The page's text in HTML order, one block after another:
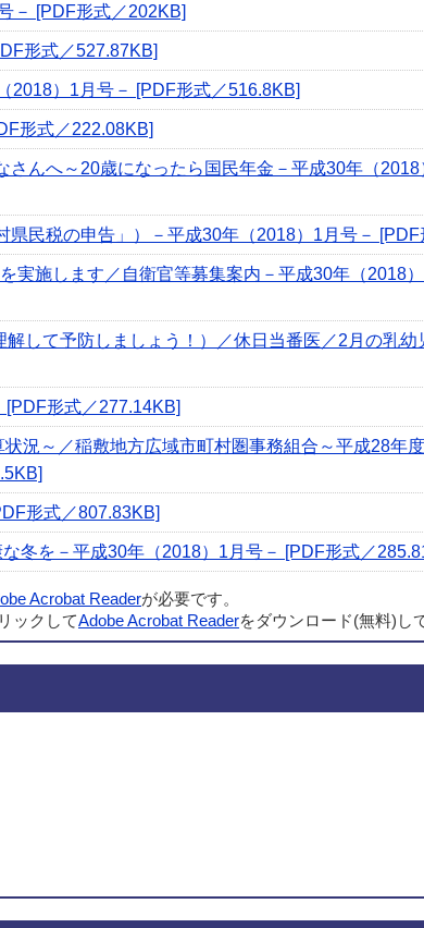
－ [PDF形式／202KB]
形式／527.87KB]
2018）1月号－ [PDF形式／516.8KB]
形式／222.08KB]
んへ～20歳になったら国民年金－平成30年（
民税の申告」）－平成30年（2018）1月号－ [PDF
実施します／自衛官等募集案内－平成30年（2018
して予防しましょう！）／休日当番医／2月の乳
形式／277.14KB]
況～／稲敷地方広域市町村圏事務組合～平成28年
形式／807.83KB]
冬を－平成30年（2018）1月号－ [PDF形式／
Acrobat Readerが必要です。
ックしてAdobe Acrobat Readerをダウンロード(無料)し